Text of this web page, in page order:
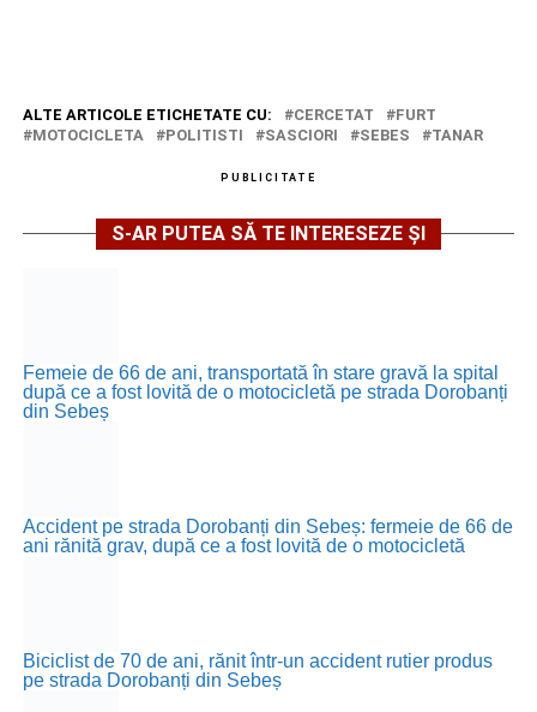
ALTE ARTICOLE ETICHETATE CU: CERCETAT
FURT
MOTOCICLETA
POLITISTI SASCIORI SEBES TANAR
PUBLICITATE
S-AR PUTEA SĂ TE INTERESEZE ȘI
Femeie de 66 de ani, transportată în stare gravă la spital
după ce a fost lovită de o motocicletă pe strada Dorobanți
din Sebeș
Accident pe strada Dorobanți din Sebeș: fermeie de 66 de
ani rănită grav, după ce a fost lovită de o motocicletă
Biciclist de 70 de ani, rănit într-un accident rutier produs
pe strada Dorobanți din Sebeș